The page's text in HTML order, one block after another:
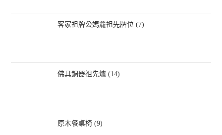
客家祖牌公媽龕祖先牌位 (7)
佛具銅器祖先爐 (14)
原木餐桌椅 (9)